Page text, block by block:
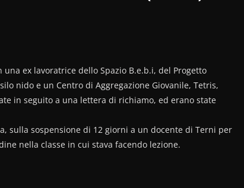
una ex lavoratrice dello Spazio B.e.b.i, del Progetto
nido e un Centro di Aggregazione Giovanile, Tetris,
in seguito a una lettera di richiamo, ed erano state
sulla sospensione di 12 giorni a un docente di Terni per
nella classe in cui stava facendo lezione.